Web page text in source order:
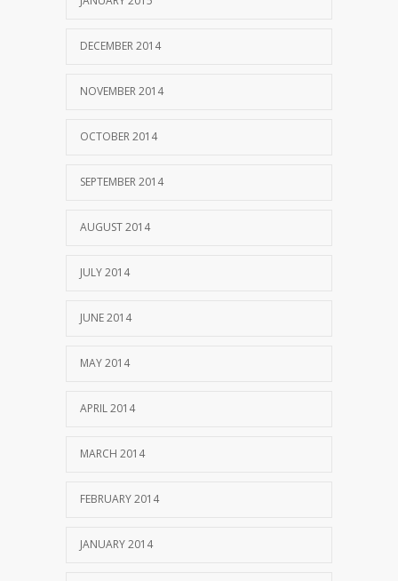
DECEMBER 2014
NOVEMBER 2014
OCTOBER 2014
SEPTEMBER 2014
AUGUST 2014
JULY 2014
JUNE 2014
MAY 2014
APRIL 2014
MARCH 2014
FEBRUARY 2014
JANUARY 2014